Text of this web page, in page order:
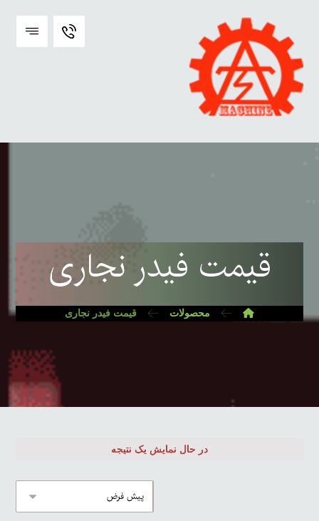
قیمت فیدر نجاری
محصولات قیمت فیدر نجاری
در حال نمایش یک نتیجه